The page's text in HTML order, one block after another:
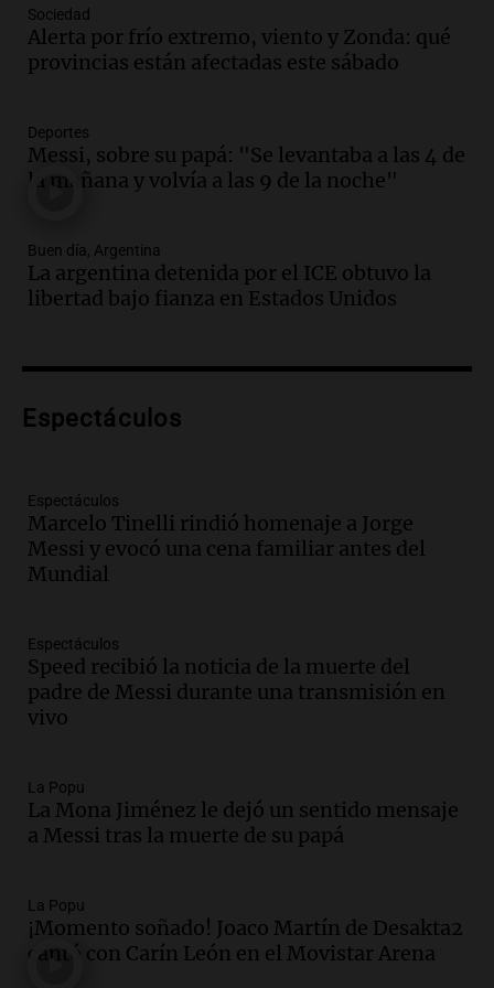
Episodios
Audio. Borges, abogada de Pourrain:
"Tres hombres se lo llevaron para
Episodios
Audio.Voluntarios limpiaron 9.000
Una mañana para todos
Episodios
Audio.La historia de la servilleta que
contrato de Leo con Barcelona
Episodios
Una mañana para todos
Episodios
Audio.
Una mañana para todos
Episodios
Audio.
Una mañana para todos
Episodios
Audio.Una nutricionista derribó el mito
Una mañana para todos
Episodios
Sociedad
Alerta por frío extremo, viento y Zonda: qué
provincias están afectadas este sábado
Deportes
Messi, sobre su papá: "Se levantaba a las 4 de
la mañana y volvía a las 9 de la noche"
Buen día, Argentina
La argentina detenida por el ICE obtuvo la
libertad bajo fianza en Estados Unidos
Espectáculos
Espectáculos
Marcelo Tinelli rindió homenaje a Jorge
Messi y evocó una cena familiar antes del
Mundial
Espectáculos
Speed recibió la noticia de la muerte del
padre de Messi durante una transmisión en
vivo
La Popu
La Mona Jiménez le dejó un sentido mensaje
a Messi tras la muerte de su papá
La Popu
¡Momento soñado! Joaco Martín de Desakta2
cantó con Carín León en el Movistar Arena